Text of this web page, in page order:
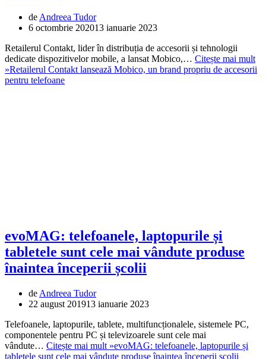
de Andreea Tudor
6 octombrie 202013 ianuarie 2023
Retailerul Contakt, lider în distribuția de accesorii și tehnologii
dedicate dispozitivelor mobile, a lansat Mobico,… Citește mai mult
»Retailerul Contakt lansează Mobico, un brand propriu de accesorii
pentru telefoane
evoMAG: telefoanele, laptopurile și
tabletele sunt cele mai vândute produse
înaintea începerii școlii
de Andreea Tudor
22 august 201913 ianuarie 2023
Telefoanele, laptopurile, tablete, multifuncționalele, sistemele PC,
componentele pentru PC și televizoarele sunt cele mai
vândute… Citește mai mult »evoMAG: telefoanele, laptopurile și
tabletele sunt cele mai vândute produse înaintea începerii școlii